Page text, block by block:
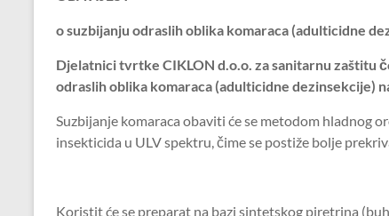
o suzbijanju odraslih oblika komaraca (adulticidne
Djelatnici tvrtke CIKLON d.o.o. za sanitarnu zaštitu
odraslih oblika komaraca (adulticidne dezinsekcije)
Suzbijanje komaraca obaviti će se metodom hladnog
insekticida u ULV spektru, čime se postiže bolje
Koristit će se preparat na bazi sintetskog piretrina